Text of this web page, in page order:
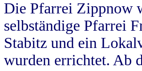
Die Pfarrei Zippnow
selbständige Pfarrei
Stabitz und ein
wurden errichtet. Ab